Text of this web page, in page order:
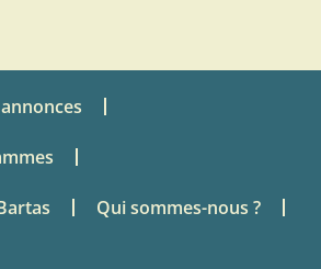
Qui sommes-nous ?